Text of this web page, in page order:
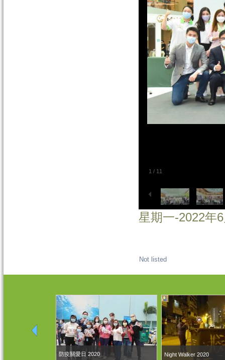
1 / 11
星期一-2022年
Not listed
防疫關愛日 2020 Night Walker 2020